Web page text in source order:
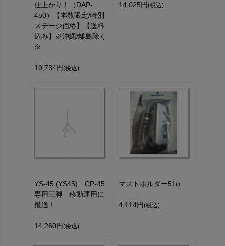
仕上がり！（DAP-
450）【本数限定/特別
ステージ価格】【送料
込み】※沖縄/離島除く
※
19,734円 (税込)
14,025円 (税込)
YS-45 (YS45) CP-45
専用三脚 移動運用に
最適！
14,260円 (税込)
マストホルダー51φ
4,114円 (税込)